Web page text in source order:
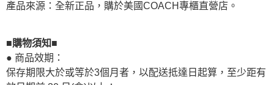
產品來源：全新正品，購於美國COACH專櫃直營店。
■購物須知■
● 商品效期：
保存期限大於或等於3個月者，以配送抵達日起算，至少距有